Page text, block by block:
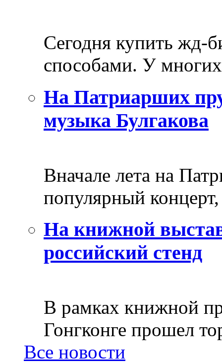
Сегодня купить жд-
способами. У
На Патриарших
музыка Булгакова
Вначале лета на
популярный
На книжной
российский стенд
В рамках книжной
Гонгконге прошел
Все новости